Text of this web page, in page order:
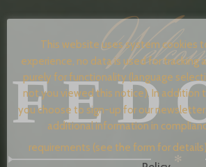
W
✻
This website uses system cookies
experience, no data is used for tracking
purely for functionality (language
not you viewed this notice). In addition
you choose to sign-up for our
additional information in
requirements (see the form for